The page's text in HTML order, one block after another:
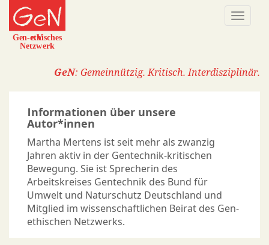
Direkt
zum
Inhalt
GeN: Gemeinnützig. Kritisch. Interdisziplinär.
Informationen über unsere
Autor*innen
Martha Mertens ist seit mehr als zwanzig
Jahren aktiv in der Gentechnik-kritischen
Bewegung. Sie ist Sprecherin des
Arbeitskreises Gentechnik des Bund für
Umwelt und Naturschutz Deutschland und
Mitglied im wissenschaftlichen Beirat des Gen-
ethischen Netzwerks.